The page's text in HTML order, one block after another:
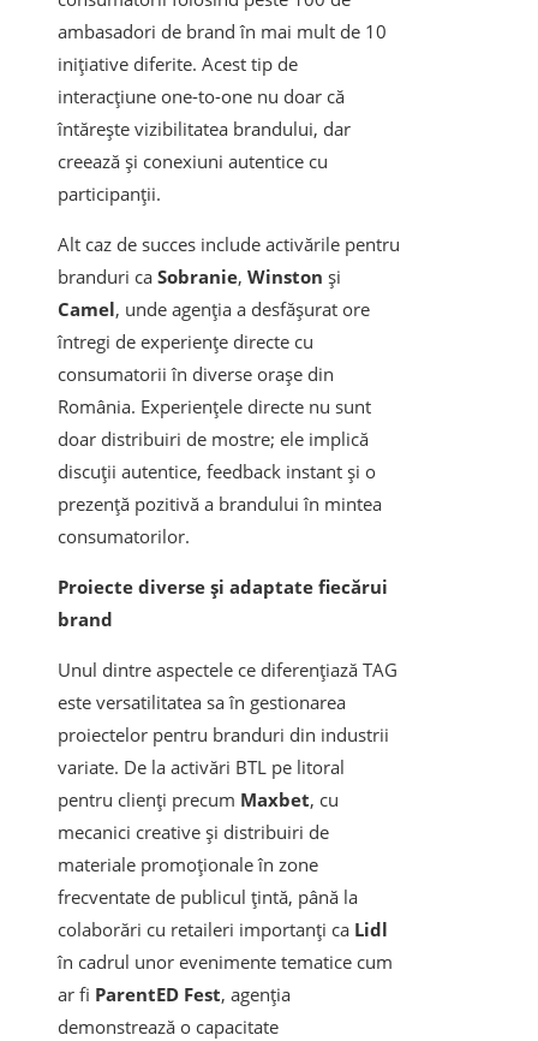
ambasadori de brand în mai mult de 10
inițiative diferite. Acest tip de
interacțiune one-to-one nu doar că
întărește vizibilitatea brandului, dar
creează și conexiuni autentice cu
participanții.
Alt caz de succes include activările pentru
branduri ca Sobranie, Winston și
Camel, unde agenția a desfășurat ore
întregi de experiențe directe cu
consumatorii în diverse orașe din
România. Experiențele directe nu sunt
doar distribuiri de mostre; ele implică
discuții autentice, feedback instant și o
prezență pozitivă a brandului în mintea
consumatorilor.
Proiecte diverse și adaptate fiecărui
brand
Unul dintre aspectele ce diferențiază TAG
este versatilitatea sa în gestionarea
proiectelor pentru branduri din industrii
variate. De la activări BTL pe litoral
pentru clienți precum Maxbet, cu
mecanici creative și distribuiri de
materiale promoționale în zone
frecventate de publicul țintă, până la
colaborări cu retaileri importanți ca Lidl
în cadrul unor evenimente tematice cum
ar fi ParentED Fest, agenția
demonstrează o capacitate